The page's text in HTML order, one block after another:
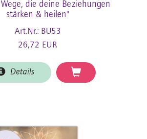
die deine Beziehungen
stärken & heilen"
Art.Nr.: BU53
26,72 EUR
Details